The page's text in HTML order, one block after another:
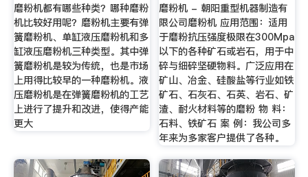
磨粉机都有哪些种类？哪种磨粉
机比较好用呢？磨粉机主要有弹
簧磨粉机、单缸液压磨粉机和多
缸液压磨粉机三种类型。其中弹
簧磨粉机是较为传统，也是市场
上用得比较早的一种磨粉机。液
压磨粉机是在弹簧磨粉机的工艺
上进行了提升和改进，使得产能
更大
磨粉机 - 朝阳重型机器制造有
限公司磨粉机 应用范围：适用
于磨粉抗压强度极限在300Mpa
以下的各种矿石或岩石，用于中
碎与细碎坚硬物料。广泛应用在
矿山、冶金、硅酸盐等行业如铁
矿石、石灰石、石英、岩石、矿
渣、耐火材料等的磨粉 物 料：
石料、铁矿石 案 例：我公司多
年来为多家客户提供了各种。